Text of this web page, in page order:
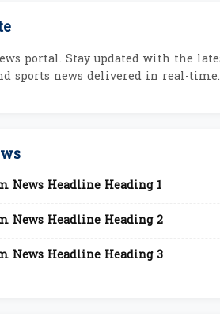
portal. Stay updated with the
sports news delivered in real-time.
News Headline Heading 1
News Headline Heading 2
News Headline Heading 3